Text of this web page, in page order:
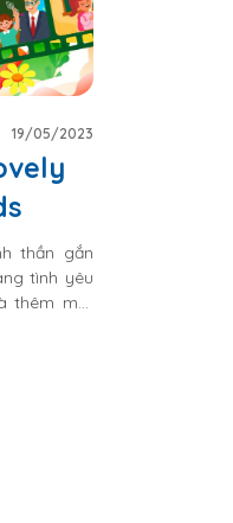
19/05/2023
thần gắn
tình yêu
thêm một